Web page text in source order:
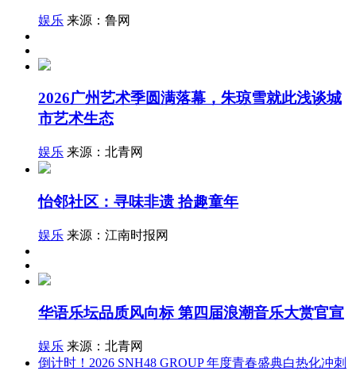
娱乐 来源：鲁网
2026广州艺术季圆满落幕，朱琼雪就此浅谈城
市艺术生态
娱乐 来源：北青网
怡邻社区：寻味非遗 拾趣童年
娱乐 来源：江南时报网
华语乐坛品质风向标 第四届浪潮音乐大赏官宣
娱乐 来源：北青网
倒计时！2026 SNH48 GROUP 年度青春盛典白热化冲刺